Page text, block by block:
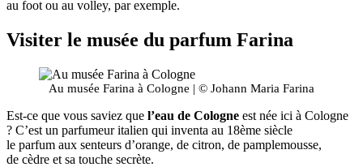
au foot ou au volley, par exemple.
Visiter le musée du parfum Farina
Au musée Farina à Cologne | © Johann Maria Farina
Est-ce que vous saviez que l’eau de Cologne est née ici à Cologne
? C’est un parfumeur italien qui inventa au 18ème siècle
le parfum aux senteurs d’orange, de citron, de pamplemousse,
de cèdre et sa touche secrète.